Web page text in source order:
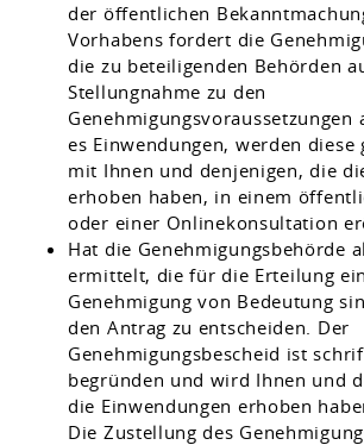
der öffentlichen
Vorhabens fordert die
die zu beteiligenden Behörden
Stellungnahme zu den
Genehmigungsvoraussetzungen
es Einwendungen, werden diese
mit Ihnen und denjenigen, die
erhoben haben, in einem
oder einer Onlinekonsultation
Hat die Genehmigungsbehörde
ermittelt, die für die Erteilung
Genehmigung von Bedeutung
den Antrag zu entscheiden. Der
Genehmigungsbescheid ist
begründen und wird Ihnen und
die Einwendungen erhoben
Die Zustellung des